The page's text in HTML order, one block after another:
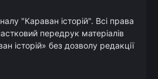
"Караван історій". Всі права
передрук матеріалів
історій» без дозволу редакції